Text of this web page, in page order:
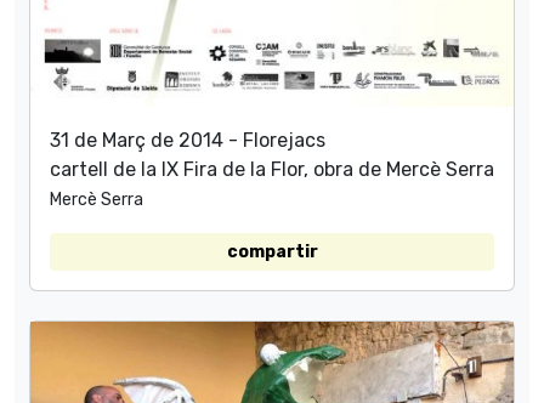
31 de Març de 2014 - Florejacs
cartell de la IX Fira de la Flor, obra de Mercè Serra
Mercè Serra
compartir